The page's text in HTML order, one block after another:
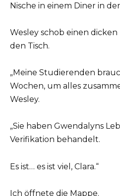
Nische in einem Diner in
Wesley schob einen
den Tisch.
„Meine Studierenden
Wochen, um alles
Wesley.
„Sie haben Gwendalyns
Verifikation behandelt.
Es ist… es ist viel, Clara.“
Ich öffnete die Mappe.